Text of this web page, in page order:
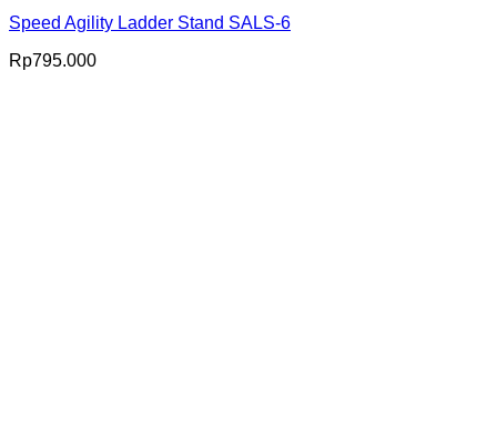
Speed Agility Ladder Stand SALS-6
Rp795.000